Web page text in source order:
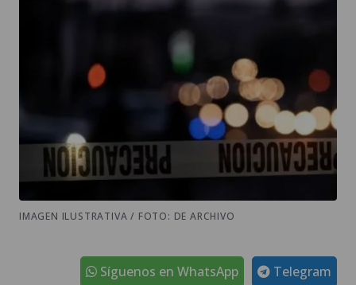
IMAGEN ILUSTRATIVA / FOTO: DE ARCHIVO
Telegram
Síguenos en WhatsApp